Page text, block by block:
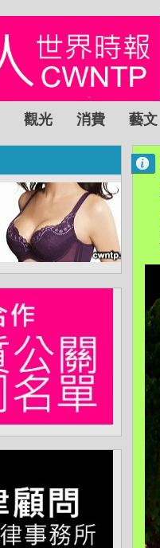
觀光 消費 藝文